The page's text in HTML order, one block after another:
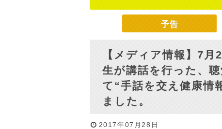
予告
【メディア情報】7
生が講話を行った、
て“手話を交え健康情
ました。
2017年07月28日